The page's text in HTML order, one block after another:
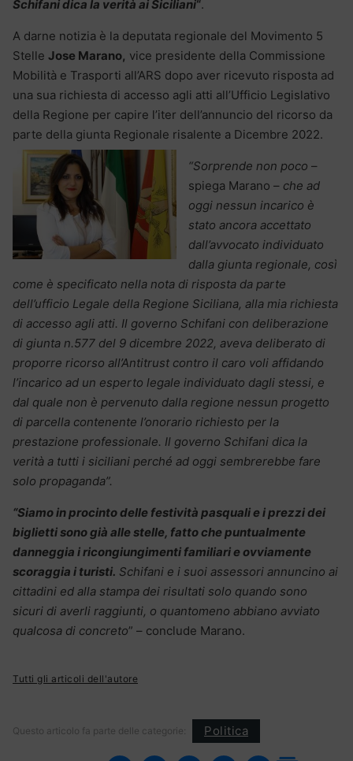
Schifani dica la verità ai Siciliani“.
A darne notizia è la deputata regionale del Movimento 5
Stelle Jose Marano, vice presidente della Commissione
Mobilità e Trasporti all’ARS dopo aver ricevuto risposta ad
una sua richiesta di accesso agli atti all’Ufficio Legislativo
della Regione per capire l’iter dell’annuncio del ricorso da
parte della giunta Regionale risalente a Dicembre 2022.
“Sorprende non poco –
spiega Marano – che ad
oggi nessun incarico è
stato ancora accettato
dall’avvocato individuato
dalla giunta regionale, così
come è specificato nella nota di risposta da parte
dell’ufficio Legale della Regione Siciliana, alla mia richiesta
di accesso agli atti. Il governo Schifani con deliberazione
di giunta n.577 del 9 dicembre 2022, aveva deliberato di
proporre ricorso all’Antitrust contro il caro voli affidando
l’incarico ad un esperto legale individuato dagli stessi, e
dal quale non è pervenuto dalla regione nessun progetto
di parcella contenente l’onorario richiesto per la
prestazione professionale. Il governo Schifani dica la
verità a tutti i siciliani perché ad oggi sembrerebbe fare
solo propaganda”.
“Siamo in procinto delle festività pasquali e i prezzi dei
biglietti sono già alle stelle, fatto che puntualmente
danneggia i ricongiungimenti familiari e ovviamente
scoraggia i turisti. Schifani e i suoi assessori annuncino ai
cittadini ed alla stampa dei risultati solo quando sono
sicuri di averli raggiunti, o quantomeno abbiano avviato
qualcosa di concreto” – conclude Marano.
Tutti gli articoli dell'autore
Questo articolo fa parte delle categorie: Politica